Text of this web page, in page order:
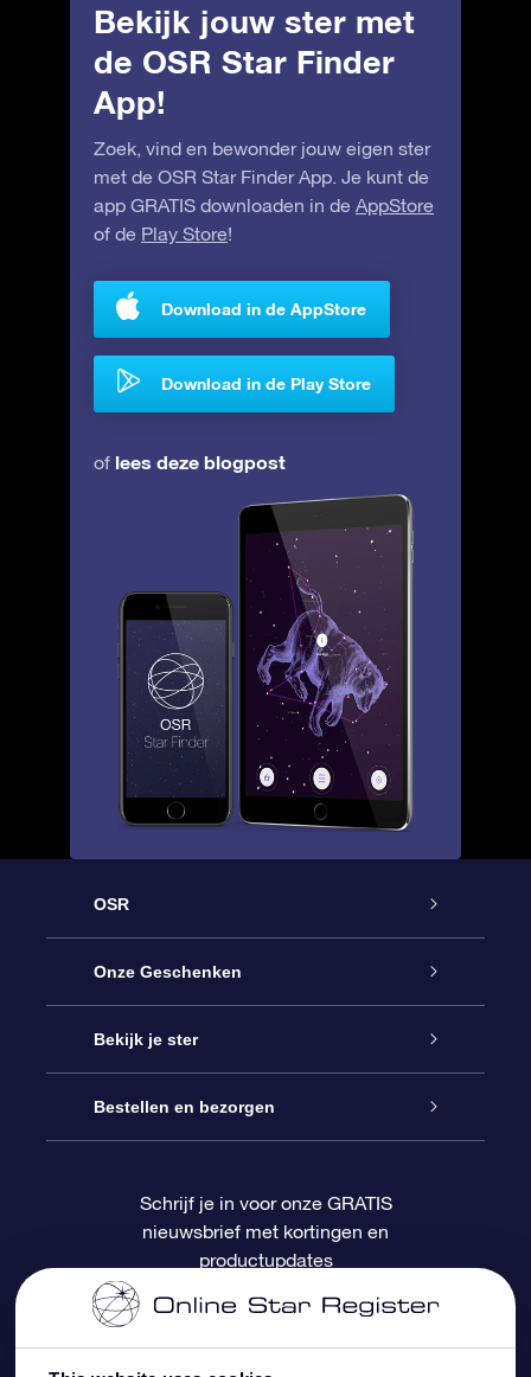
Bekijk jouw ster met
de OSR Star Finder
App!
Zoek, vind en bewonder jouw eigen ster
met de OSR Star Finder App. Je kunt de
app GRATIS downloaden in de AppStore
of de Play Store!
Download in de AppStore
Download in de Play Store
of lees deze blogpost
OSR
Service
Contact
Blog
OSR Recensies
Onze Geschenken
Online Star Gift
OSR Cadeaupakket
OSR Cadeaukaart
Relatiegeschenken
Bekijk je ster
Sterrenregister
Gepersonaliseerde sterrenpagina
One Million Stars
OSR Starsaver
Bestellen en bezorgen
Betalingsinformatie
Verzendinformatie
Retourbeleid
Schrijf je in voor onze GRATIS
nieuwsbrief met kortingen en
productupdates